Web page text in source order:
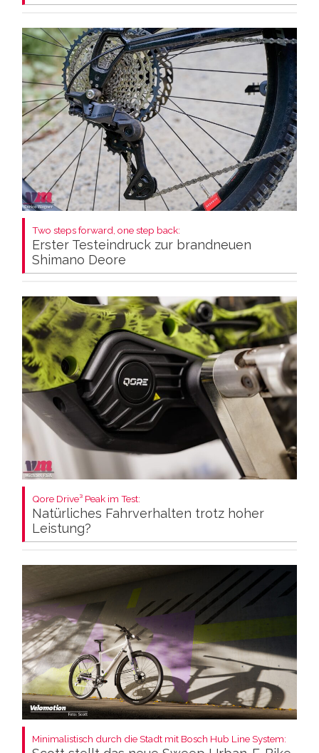
Two steps forward, one step back:
Erster Testeindruck zur brandneuen
Shimano Deore
Qore Drive³ Peak im Test:
Natürliches Fahrverhalten trotz hoher
Leistung?
Minimalistisch durch die Stadt mit Bosch Hub Line System: